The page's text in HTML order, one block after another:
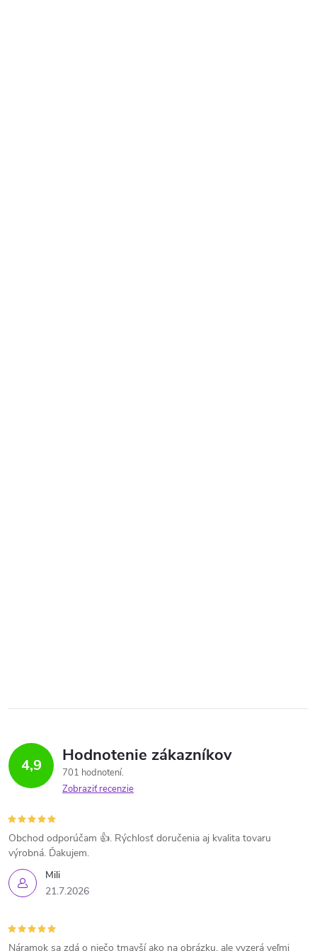
4,9 Hodnotenie zákazníkov
701 hodnotení
Zobraziť recenzie
Mili
21.7.2026
Obchod odporúčam 👍. Rýchlosť doručenia aj kvalita tovaru
výrobná. Ďakujem.
Náramok sa zdá o niečo tmavší ako na obrázku, ale vyzerá veľmi